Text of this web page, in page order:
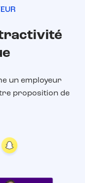
un employeur
proposition de